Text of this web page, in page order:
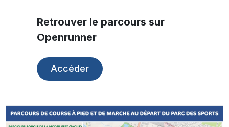
Retrouver le parcours sur
Openrunner
Accéder